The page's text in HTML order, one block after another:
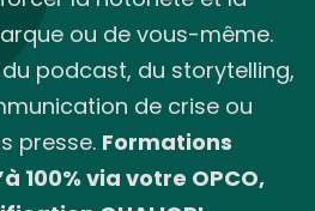
ou de vous-même.
podcast, du storytelling,
de crise ou
presse. Formations
100% via votre OPCO,